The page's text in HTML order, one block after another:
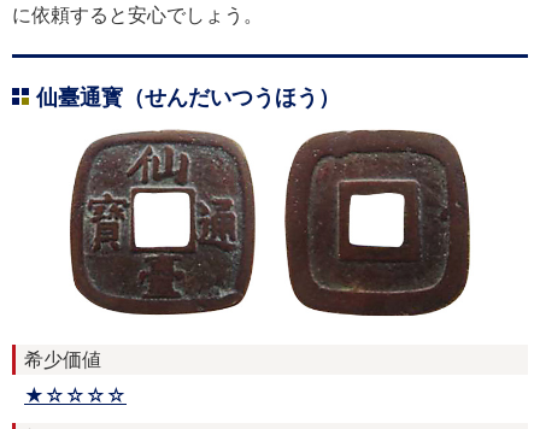
に依頼すると安心でしょう。
仙臺通寳（せんだいつうほう）
希少価値
★☆☆☆☆